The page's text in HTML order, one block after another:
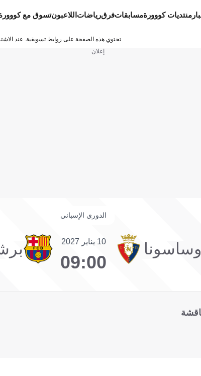
منتديات كووورةمسابقاتفرقرياضات اللاعبونتسوق مع
تحتوي هذه الصفحة على روابط تسويقية. عند
إعلان
الدوري الإسباني
أوساسونا 10 يناير 2027
09:00